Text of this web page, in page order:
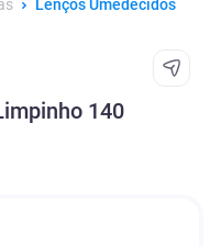
Lenços Umedecidos
140